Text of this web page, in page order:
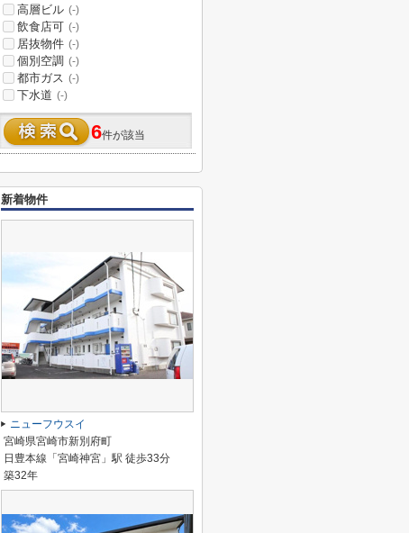
高層ビル (-)
飲食店可 (-)
居抜物件 (-)
個別空調 (-)
都市ガス (-)
下水道 (-)
6件が該当
新着物件
ニューフウスイ
宮崎県宮崎市新別府町
日豊本線「宮崎神宮」駅 徒歩33分
築32年